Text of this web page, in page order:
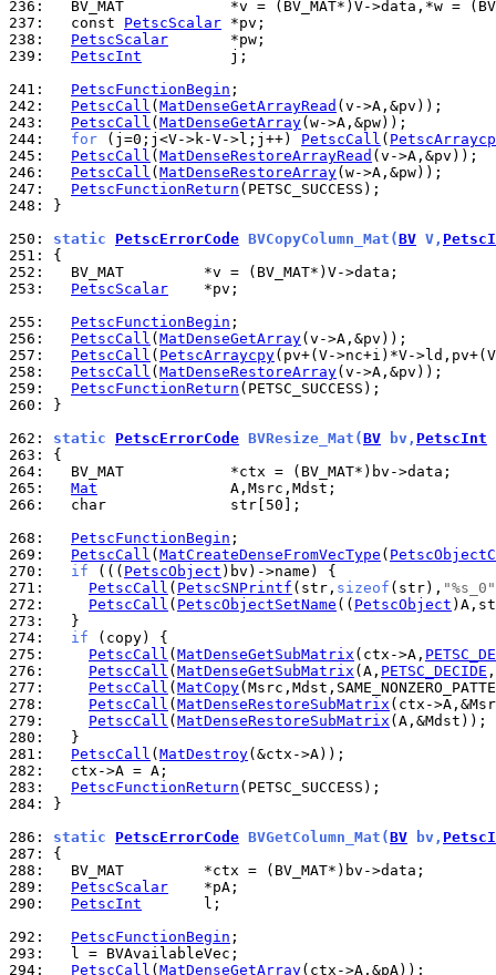
236:
237:
  const
PetscScalar
238:
PetscScalar
239:
PetscInt
          j;
241:
PetscFunctionBegin
242:
PetscCall ( MatDenseGetArrayRead
243:
PetscCall ( MatDenseGetArray
244:
for (j=0;j<V->k-V->l;j++) PetscCall (
245:
PetscCall ( MatDenseRestoreArrayRead
246:
PetscCall ( MatDenseRestoreArray
247:
PetscFunctionReturn
248:
}
250: static PetscErrorCode BVCopyColumn_Mat(BV V,
251:
252:
253:
PetscScalar
    *pv;
255:
PetscFunctionBegin
256:
PetscCall ( MatDenseGetArray
257:
PetscCall ( PetscArraycpy
258:
PetscCall ( MatDenseRestoreArray
259:
PetscFunctionReturn
260:
}
262: static PetscErrorCode BVResize_Mat(BV bv, PetscInt
263:
264:
265:
Mat
266:
  char              str[50];
268:
PetscFunctionBegin
269:
PetscCall ( MatCreateDenseFromVecType (
270:
if ((( PetscObject
271:
PetscCall ( PetscSNPrintf (str, sizeof (str), "%s_0"
272:
PetscCall ( PetscObjectSetName (( PetscObject
273:
274:
if
275:
PetscCall ( MatDenseGetSubMatrix (ctx->A,
276:
PetscCall ( MatDenseGetSubMatrix (A, PETSC_DECIDE ,
277:
PetscCall ( MatCopy
278:
PetscCall ( MatDenseRestoreSubMatrix
279:
PetscCall ( MatDenseRestoreSubMatrix
280:
281:
PetscCall ( MatDestroy
282:
283:
PetscFunctionReturn
284:
}
286: static PetscErrorCode BVGetColumn_Mat(BV bv,
287:
288:
289:
PetscScalar
290:
PetscInt
       l;
292:
PetscFunctionBegin
293:
294:
PetscCall ( MatDenseGetArray